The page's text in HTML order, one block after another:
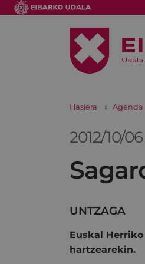
Hasiera Agenda
2012/10/06
UNTZAGA
Euskal
hartzearekin.